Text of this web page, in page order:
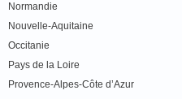
Normandie
Nouvelle-Aquitaine
Occitanie
Pays de la Loire
Provence-Alpes-Côte d’Azur